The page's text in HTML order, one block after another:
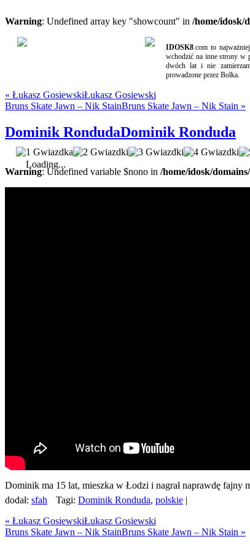
Warning: Undefined array key "showcount" in /home/idosk/
IDOSK8.com to
wchodzić na inne strony w
dwóch lat i nie
prowadzone przez Bolka.
« Łukasz GosiewskiŁukasz Gosiewski
Bruns Skate Jawn – Nik StainBruns Skate Jawn – Nik Stain »
Dominik RondudaDominik Ronduda
Loading...
Warning: Undefined variable $nono in /home/idosk/
Dominik ma 15 lat, mieszka w Łodzi i nagrał naprawdę fajny
dodał: sfah Tagi: Dominik Ronduda, polskie |
« Łukasz GosiewskiŁukasz Gosiewski
Bruns Skate Jawn – Nik StainBruns Skate Jawn – Nik Stain »